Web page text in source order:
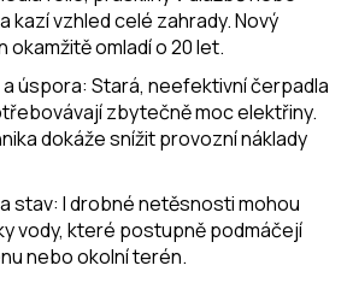
kazí vzhled celé zahrady. Nový
okamžitě omladí o 20 let.
úspora: Stará, neefektivní čerpadla
zbytečně moc elektřiny.
dokáže snížit provozní náklady
stav: I drobné netěsnosti mohou
vody, které postupně podmáčejí
nebo okolní terén.